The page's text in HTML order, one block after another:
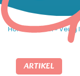
Home »Artikel»Veilig
ARTIKEL